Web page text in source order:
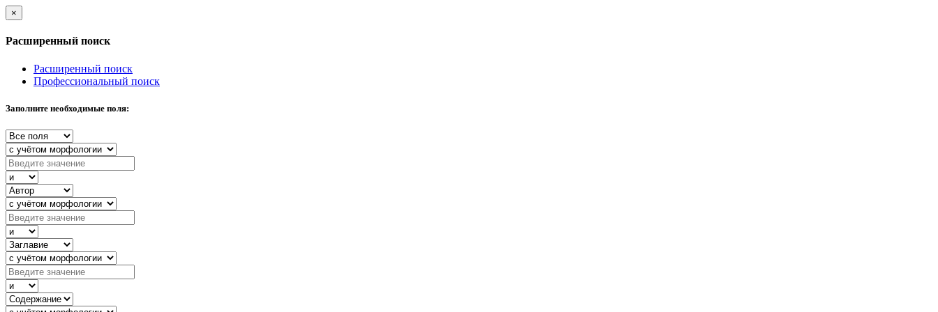
×
Расширенный поиск
Расширенный поиск
Профессиональный поиск
Заполните необходимые поля: